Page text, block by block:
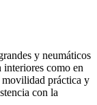
y neumáticos
interiores como en
movilidad práctica y
con la